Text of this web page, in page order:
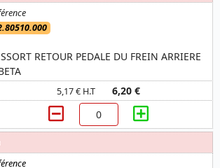
RETOUR PEDALE DU FREIN ARRIERE
5,17 € H.T 6,20 €